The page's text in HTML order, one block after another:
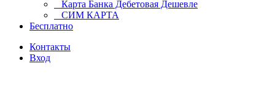
Карта Банка Дебетовая Дешевле
СИМ КАРТА
Бесплатно
Контакты
Вход